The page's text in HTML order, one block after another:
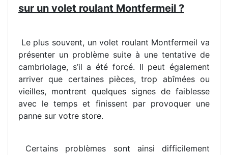
sur un volet roulant Montfermeil ?
Le plus souvent, un volet roulant Montfermeil va
présenter un problème suite à une tentative de
cambriolage, s’il a été forcé. Il peut également
arriver que certaines pièces, trop abîmées ou
vieilles, montrent quelques signes de faiblesse
avec le temps et finissent par provoquer une
panne sur votre store.
Certains problèmes sont ainsi difficilement